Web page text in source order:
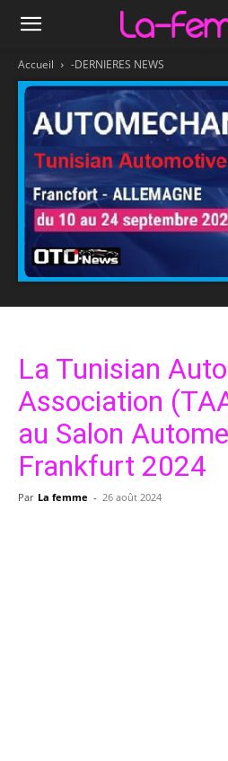
Accueil -DERNIERES NEWS
La Tunisian
Association
au Salon
Frankfurt 2024
Par La femme - 26 août 2024